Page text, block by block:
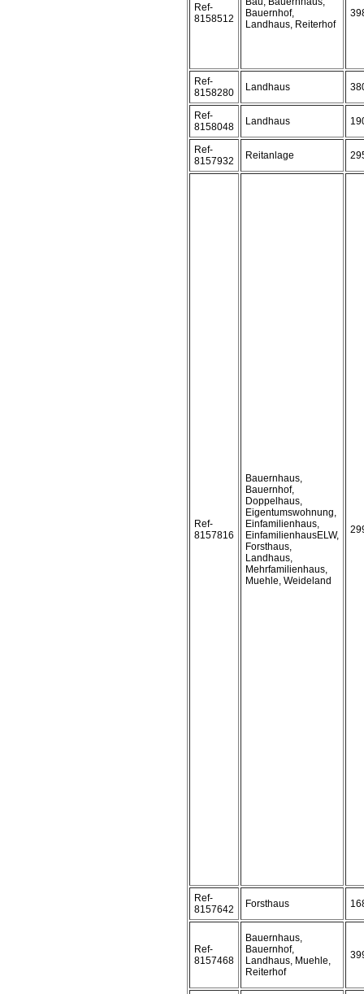
Ref-
8158512
Bauernhof,
Landhaus, Reiterhof
Ref-
8158280
Landhaus
Ref-
8158048
Landhaus
Ref-
8157932
Reitanlage
Ref-
8157816
Bauernhaus,
Bauernhof,
Doppelhaus,
Eigentumswohnung,
Einfamilienhaus,
EinfamilienhausELW,
Forsthaus,
Landhaus,
Mehrfamilienhaus,
Muehle, Weideland
Ref-
8157642
Forsthaus
Ref-
8157468
Bauernhaus,
Bauernhof,
Landhaus, Muehle,
Reiterhof